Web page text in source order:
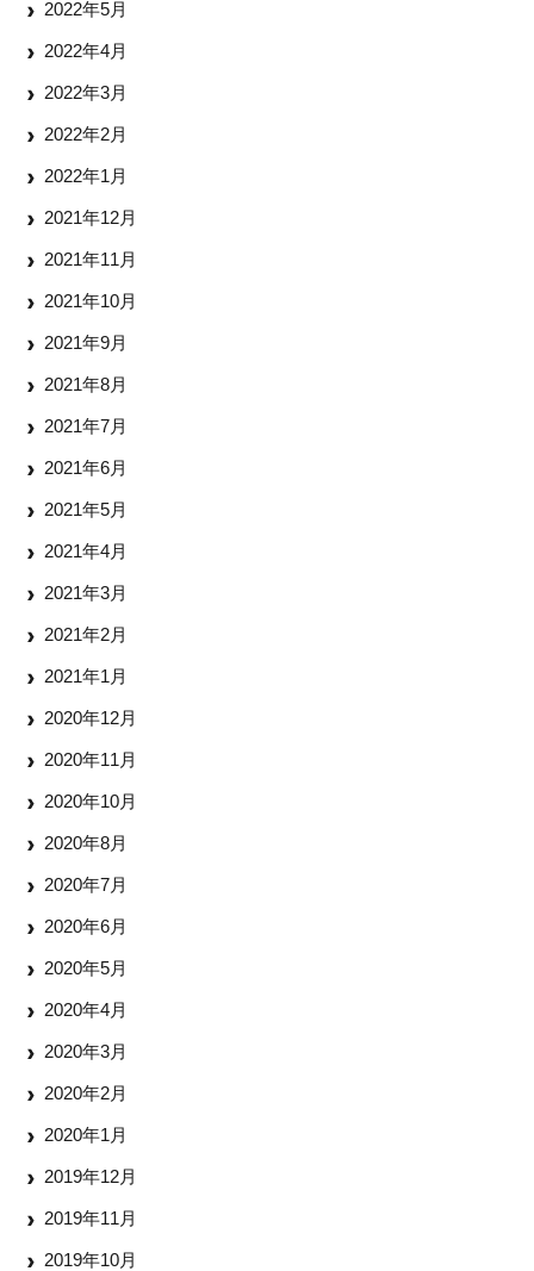
2022年5月
2022年4月
2022年3月
2022年2月
2022年1月
2021年12月
2021年11月
2021年10月
2021年9月
2021年8月
2021年7月
2021年6月
2021年5月
2021年4月
2021年3月
2021年2月
2021年1月
2020年12月
2020年11月
2020年10月
2020年8月
2020年7月
2020年6月
2020年5月
2020年4月
2020年3月
2020年2月
2020年1月
2019年12月
2019年11月
2019年10月